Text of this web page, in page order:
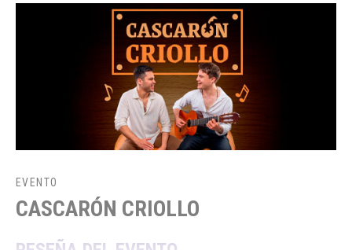
EVENTO
CASCARÓN CRIOLLO